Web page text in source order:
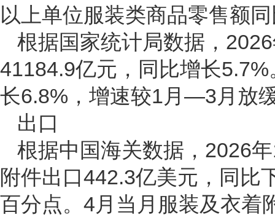
以上单位服装类商品零售额
根据国家统计局数据，
41184.9亿元，同比增长
长6.8%，增速较1月—3月放
出口
根据中国海关数据，2026
附件出口442.3亿美元，同
百分点。4月当月服装及衣着